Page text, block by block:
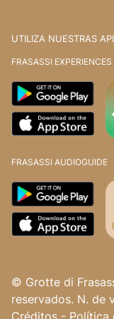
UTILIZA NUESTRAS
FRASASSI EXPERIENCES
FRASASSI AUDIOGUIDE
© Grotte di
reservados. N. de
Créditos - Política